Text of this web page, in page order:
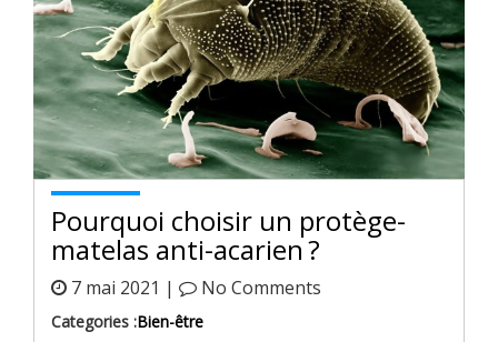
Pourquoi choisir un protège-
matelas anti-acarien ?
7 mai 2021 | No Comments
Categories :Bien-être